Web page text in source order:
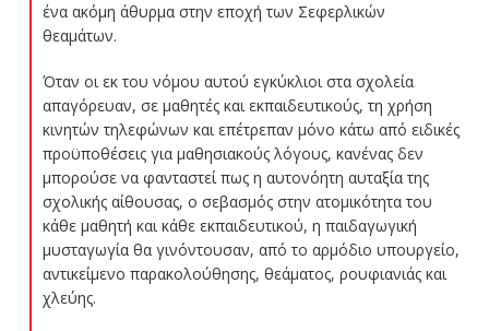
ένα ακόμη άθυρμα στην εποχή των Σεφερλικών
θεαμάτων.
Όταν οι εκ του νόμου αυτού εγκύκλιοι στα σχολεία
απαγόρευαν, σε μαθητές και εκπαιδευτικούς, τη χρήση
κινητών τηλεφώνων και επέτρεπαν μόνο κάτω από ειδικές
προϋποθέσεις για μαθησιακούς λόγους, κανένας δεν
μπορούσε να φανταστεί πως η αυτονόητη αυταξία της
σχολικής αίθουσας, ο σεβασμός στην ατομικότητα του
κάθε μαθητή και κάθε εκπαιδευτικού, η παιδαγωγική
μυσταγωγία θα γινόντουσαν, από το αρμόδιο υπουργείο,
αντικείμενο παρακολούθησης, θεάματος, ρουφιανιάς και
χλεύης.